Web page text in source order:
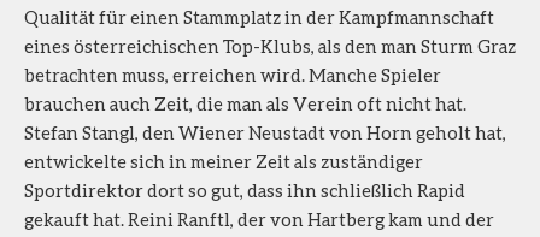
Qualität für einen Stammplatz in der Kampfmannschaft
eines österreichischen Top-Klubs, als den man Sturm Graz
betrachten muss, erreichen wird. Manche Spieler
brauchen auch Zeit, die man als Verein oft nicht hat.
Stefan Stangl, den Wiener Neustadt von Horn geholt hat,
entwickelte sich in meiner Zeit als zuständiger
Sportdirektor dort so gut, dass ihn schließlich Rapid
gekauft hat. Reini Ranftl, der von Hartberg kam und der